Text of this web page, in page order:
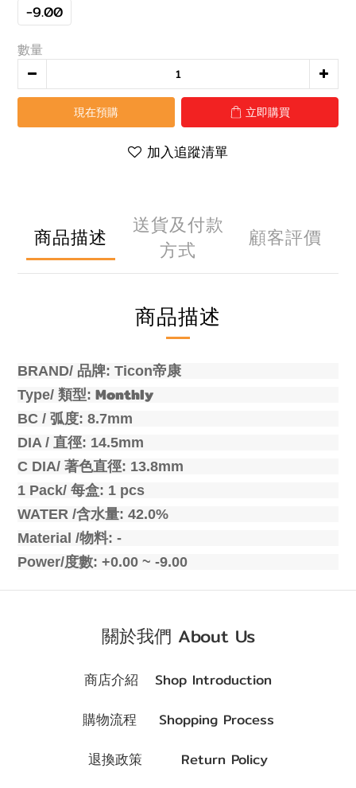
-9.00
數量
現在預購 立即購買
加入追蹤清單
商品描述
送貨及付款
方式
顧客評價
商品描述
BRAND/ 品牌: Ticon帝康
Type/ 類型: Monthly
BC / 弧度: 8.7mm
DIA / 直徑: 14.5mm
C DIA/ 著色直徑: 13.8mm
1 Pack/ 每盒: 1 pcs
WATER /含水量: 42.0%
Material /物料: -
Power/度數: +0.00 ~ -9.00
關於我們 About Us
商店介紹 Shop Introduction
購物流程 Shopping Process
退換政策 Return Policy